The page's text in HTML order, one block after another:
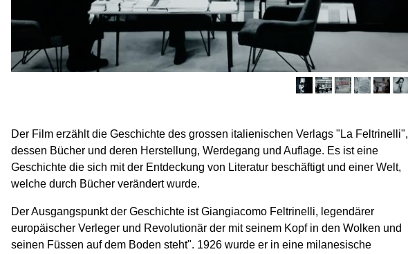
Der Film erzählt die Geschichte des grossen italienischen Verlags "La Feltrinelli",
dessen Bücher und deren Herstellung, Werdegang und Auflage. Es ist eine
Geschichte die sich mit der Entdeckung von Literatur beschäftigt und einer Welt,
welche durch Bücher verändert wurde.
Der Ausgangspunkt der Geschichte ist Giangiacomo Feltrinelli, legendärer
europäischer Verleger und Revolutionär der mit seinem Kopf in den Wolken und
seinen Füssen auf dem Boden steht". 1926 wurde er in eine milanesische